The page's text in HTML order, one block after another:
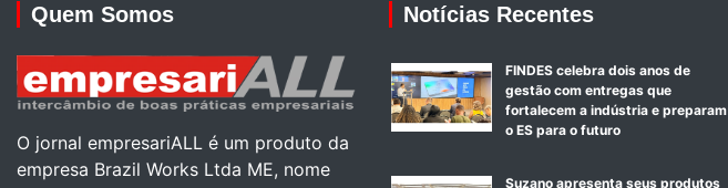
Quem Somos
O jornal empresariALL é um produto da
empresa Brazil Works Ltda ME, nome
Notícias Recentes
FINDES celebra dois anos de
gestão com entregas que
fortalecem a indústria e preparam
o ES para o futuro
Suzano apresenta seus produtos